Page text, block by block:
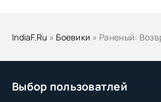
Выбор пользоватлей
IndiaF.Ru » Боевики » Раненый: